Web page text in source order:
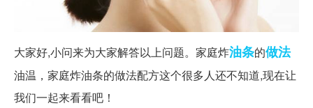
大家好,小问来为大家解答以上问题。家庭炸油条的做法
油温，家庭炸油条的做法配方这个很多人还不知道,现在让
我们一起来看看吧！